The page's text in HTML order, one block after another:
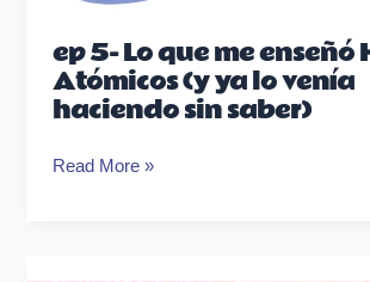
ep 5- Lo que me enseñó
Atómicos (y ya lo venía
haciendo sin saber)
Read More »